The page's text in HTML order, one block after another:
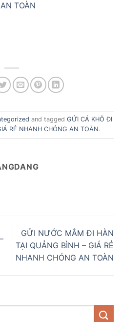
TOÀN
and tagged GỬI CÁ KHÔ ĐI
RẺ NHANH CHÓNG AN TOÀN.
GỬI NƯỚC MẮM ĐI HÀN
TẠI QUẢNG BÌNH – GIÁ RẺ
NHANH CHÓNG AN TOÀN